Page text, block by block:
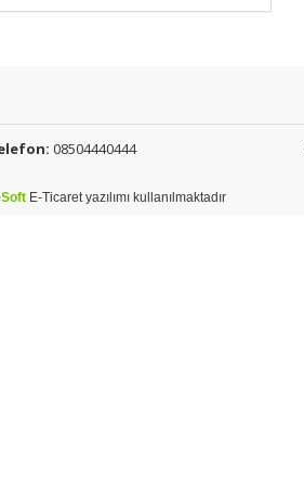
08504440444
Soft E-Ticaretyazılımı kullanılmaktadır